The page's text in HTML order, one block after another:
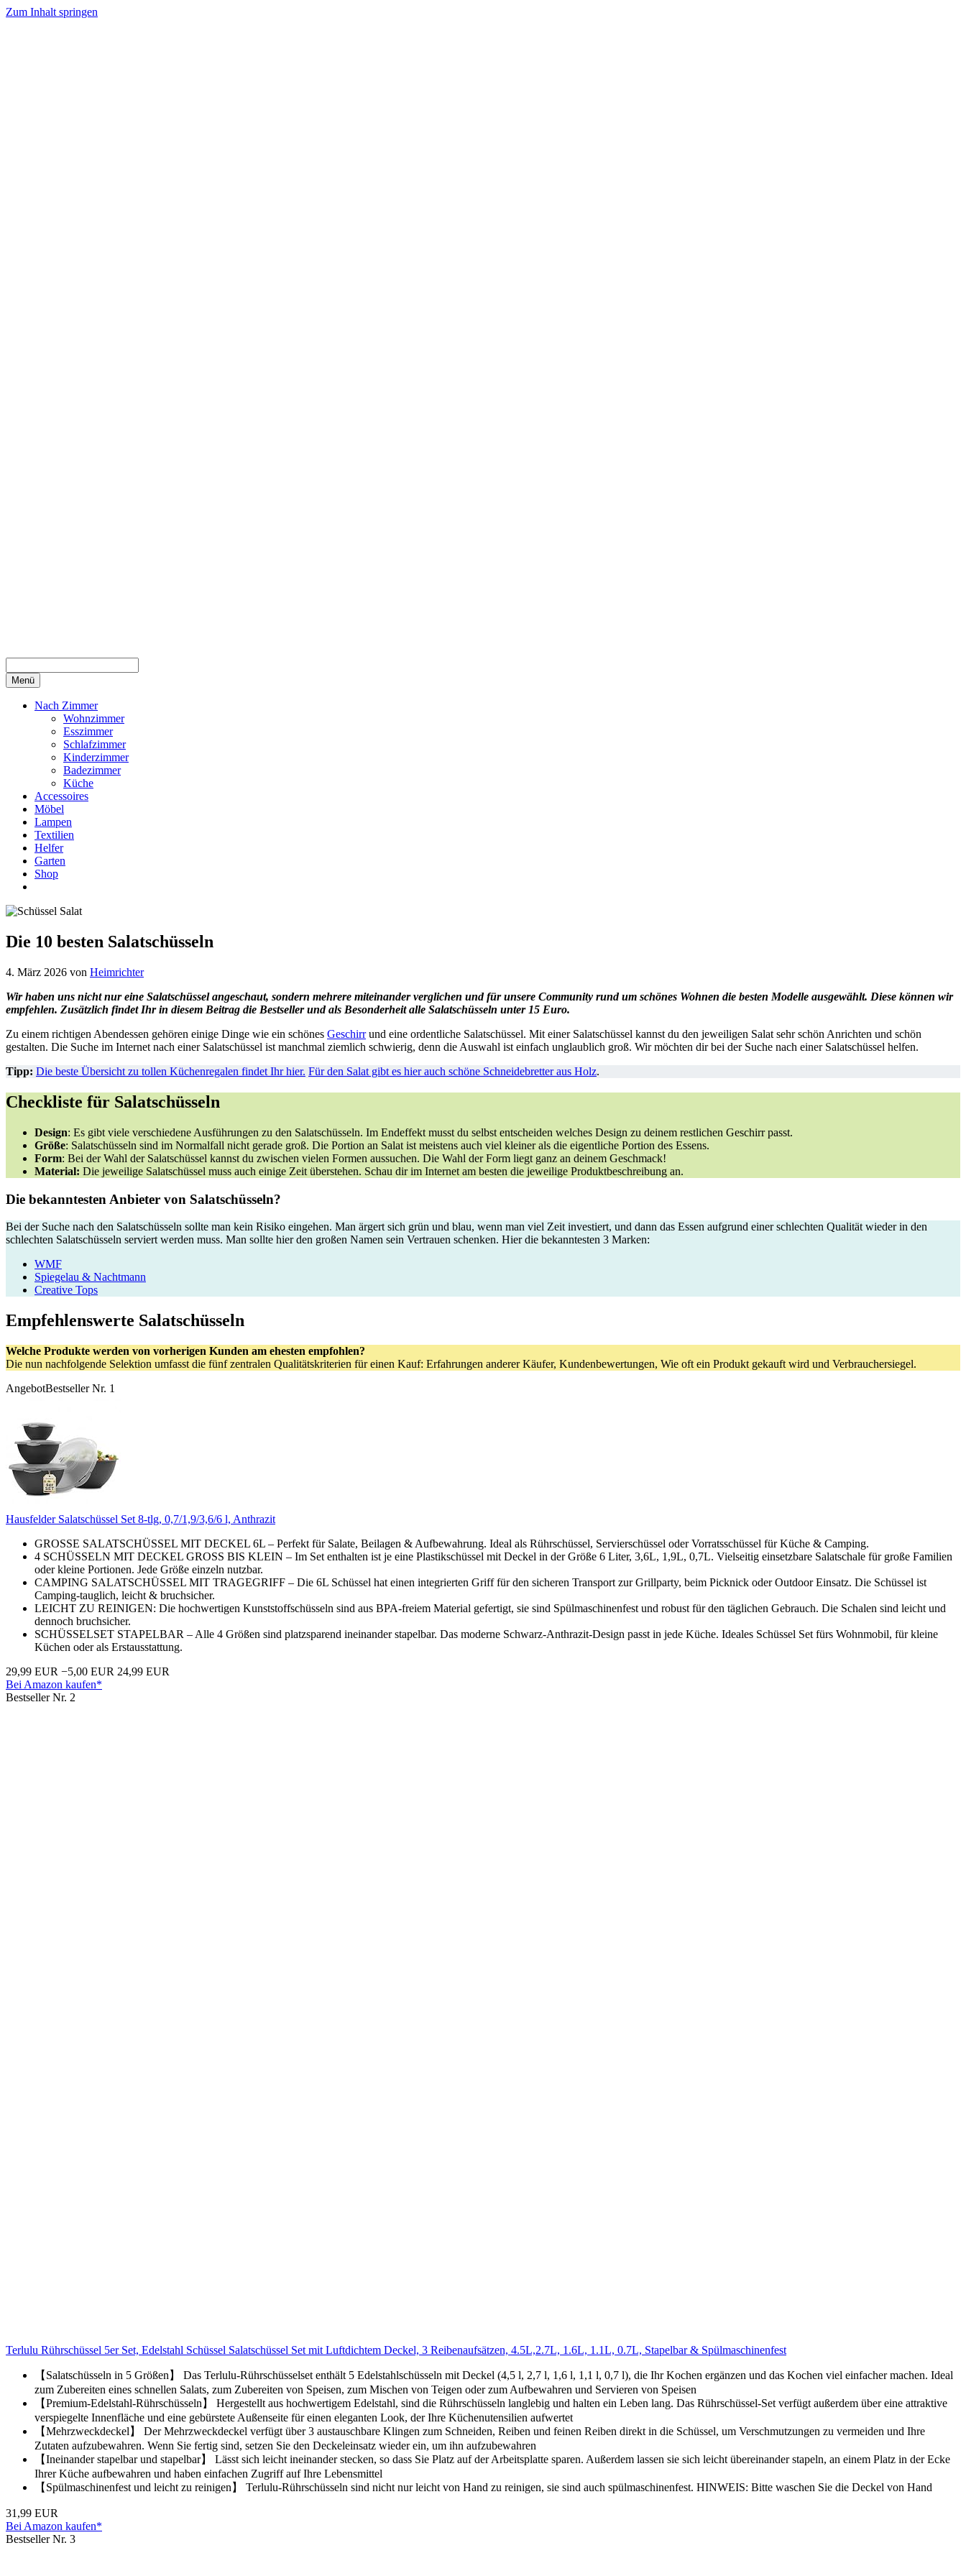
Zum Inhalt springen
Menü
Nach Zimmer
Wohnzimmer
Esszimmer
Schlafzimmer
Kinderzimmer
Badezimmer
Küche
Accessoires
Möbel
Lampen
Textilien
Helfer
Garten
Shop
Die 10 besten Salatschüsseln
4. März 2026 von Heimrichter
Wir haben uns nicht nur eine Salatschüsselangeschaut, sondern mehrere miteinander verglichen und für unsere Community rund um schönes Wohnen die besten Modelle ausgewählt. Diese können wir
empfehlen. Zusätzlich findet Ihr in diesem Beitrag die Bestseller und als Besonderheit alle Salatschüsseln unter 15 Euro.
Zu einem richtigen Abendessen gehören einige Dinge wie ein schönes Geschirrund eine ordentliche Salatschüssel. Mit einer Salatschüssel kannst du den jeweiligen Salat sehr schön Anrichten und schön
gestalten. Die Suche im Internet nach einer Salatschüssel ist manchmal ziemlich schwierig, denn die Auswahl ist einfach unglaublich groß. Wir möchten dir bei der Suche nach einer Salatschüssel helfen.
Tipp: Die beste Übersicht zu tollen Küchenregalen findet Ihr hier. Für den Salat gibt es hier auch schöne Schneidebretter aus Holz.
Checkliste für Salatschüsseln
Design: Es gibt viele verschiedene Ausführungen zu den Salatschüsseln. Im Endeffekt musst du selbst entscheiden welches Design zu deinem restlichen Geschirr passt.
Größe: Salatschüsseln sind im Normalfall nicht gerade groß. Die Portion an Salat ist meistens auch viel kleiner als die eigentliche Portion des Essens.
Form: Bei der Wahl der Salatschüssel kannst du zwischen vielen Formen aussuchen. Die Wahl der Form liegt ganz an deinem Geschmack!
Material: Die jeweilige Salatschüssel muss auch einige Zeit überstehen. Schau dir im Internet am besten die jeweilige Produktbeschreibung an.
Die bekanntesten Anbieter von Salatschüsseln?
Bei der Suche nach den Salatschüsseln sollte man kein Risiko eingehen. Man ärgert sich grün und blau, wenn man viel Zeit investiert, und dann das Essen aufgrund einer schlechten Qualität wieder in den
schlechten Salatschüsseln serviert werden muss. Man sollte hier den großen Namen sein Vertrauen schenken. Hier die bekanntesten 3 Marken:
WMF
Spiegelau & Nachtmann
Creative Tops
Empfehlenswerte Salatschüsseln
Welche Produkte werden von vorherigen Kunden am ehesten empfohlen?
Die nun nachfolgende Selektion umfasst die fünf zentralen Qualitätskriterien für einen Kauf: Erfahrungen anderer Käufer, Kundenbewertungen, Wie oft ein Produkt gekauft wird und Verbrauchersiegel.
AngebotBestseller Nr. 1
Hausfelder Salatschüssel Set 8-tlg, 0,7/1,9/3,6/6 l, Anthrazit
GROSSE SALATSCHÜSSEL MIT DECKEL 6L – Perfekt für Salate, Beilagen & Aufbewahrung. Ideal als Rührschüssel, Servierschüssel oder Vorratsschüssel für Küche & Camping.
4 SCHÜSSELN MIT DECKEL GROSS BIS KLEIN – Im Set enthalten ist je eine Plastikschüssel mit Deckel in der Größe 6 Liter, 3,6L, 1,9L, 0,7L. Vielseitig einsetzbare Salatschale für große Familien
oder kleine Portionen. Jede Größe einzeln nutzbar.
CAMPING SALATSCHÜSSEL MIT TRAGEGRIFF – Die 6L Schüssel hat einen integrierten Griff für den sicheren Transport zur Grillparty, beim Picknick oder Outdoor Einsatz. Die Schüssel ist
Camping-tauglich, leicht & bruchsicher.
LEICHT ZU REINIGEN: Die hochwertigen Kunststoffschüsseln sind aus BPA-freiem Material gefertigt, sie sind Spülmaschinenfest und robust für den täglichen Gebrauch. Die Schalen sind leicht und
dennoch bruchsicher.
SCHÜSSELSET STAPELBAR – Alle 4 Größen sind platzsparend ineinander stapelbar. Das moderne Schwarz-Anthrazit-Design passt in jede Küche. Ideales Schüssel Set fürs Wohnmobil, für kleine
Küchen oder als Erstausstattung.
29,99 EUR −5,00 EUR 24,99 EUR
Bei Amazon kaufen*
Bestseller Nr. 2
Terlulu Rührschüssel 5er Set, Edelstahl Schüssel Salatschüssel Set mit Luftdichtem Deckel, 3 Reibenaufsätzen, 4.5L,2.7L, 1.6L, 1.1L, 0.7L, Stapelbar & Spülmaschinenfest
【Salatschüsseln in 5 Größen】 Das Terlulu-Rührschüsselset enthält 5 Edelstahlschüsseln mit Deckel (4,5 l, 2,7 l, 1,6 l, 1,1 l, 0,7 l), die Ihr Kochen ergänzen und das Kochen viel einfacher machen. Ideal
zum Zubereiten eines schnellen Salats, zum Zubereiten von Speisen, zum Mischen von Teigen oder zum Aufbewahren und Servieren von Speisen
【Premium-Edelstahl-Rührschüsseln】 Hergestellt aus hochwertigem Edelstahl, sind die Rührschüsseln langlebig und halten ein Leben lang. Das Rührschüssel-Set verfügt außerdem über eine attraktive
verspiegelte Innenfläche und eine gebürstete Außenseite für einen eleganten Look, der Ihre Küchenutensilien aufwertet
【Mehrzweckdeckel】 Der Mehrzweckdeckel verfügt über 3 austauschbare Klingen zum Schneiden, Reiben und feinen Reiben direkt in die Schüssel, um Verschmutzungen zu vermeiden und Ihre
Zutaten aufzubewahren. Wenn Sie fertig sind, setzen Sie den Deckeleinsatz wieder ein, um ihn aufzubewahren
【Ineinander stapelbar und stapelbar】 Lässt sich leicht ineinander stecken, so dass Sie Platz auf der Arbeitsplatte sparen. Außerdem lassen sie sich leicht übereinander stapeln, an einem Platz in der Ecke
Ihrer Küche aufbewahren und haben einfachen Zugriff auf Ihre Lebensmittel
【Spülmaschinenfest und leicht zu reinigen】 Terlulu-Rührschüsseln sind nicht nur leicht von Hand zu reinigen, sie sind auch spülmaschinenfest. HINWEIS: Bitte waschen Sie die Deckel von Hand
31,99 EUR
Bei Amazon kaufen*
Bestseller Nr. 3